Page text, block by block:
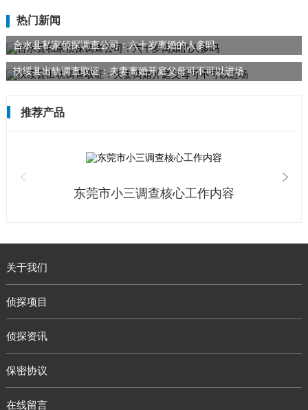
热门新闻
合水县私家侦探调查公司：六十岁离婚的人多吗
扶绥县出轨调查取证：夫妻离婚开庭父母可不可以进场
推荐产品
东莞市小三调查核心工作内容
关于我们
侦探项目
侦探资讯
保密协议
在线留言